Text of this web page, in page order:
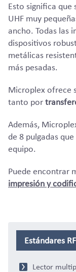
Esto significa que
UHF muy
ancho. Todas las
dispositivos
metálicas
más pesadas.
Microplex ofrece
tanto por
Además,
de 8 pulgadas
equipo.
Puede encontrar
impresión y
Estándares
Lector